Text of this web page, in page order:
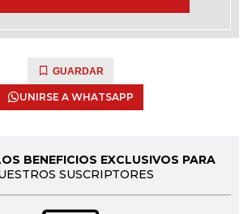
GUARDAR
UNIRSE A WHATSAPP
BENEFICIOS EXCLUSIVOS PARA
SUSCRIPTORES